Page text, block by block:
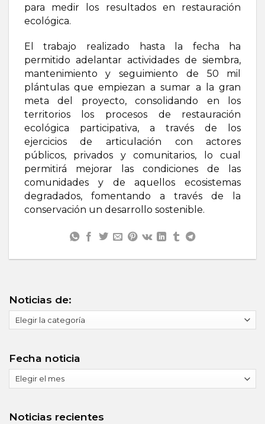
para medir los resultados en restauración
ecológica.
El trabajo realizado hasta la fecha ha
permitido adelantar actividades de siembra,
mantenimiento y seguimiento de 50 mil
plántulas que empiezan a sumar a la gran
meta del proyecto, consolidando en los
territorios los procesos de restauración
ecológica participativa, a través de los
ejercicios de articulación con actores
públicos, privados y comunitarios, lo cual
permitirá mejorar las condiciones de las
comunidades y de aquellos ecosistemas
degradados, fomentando a través de la
conservación un desarrollo sostenible.
Noticias de:
de:
Fecha noticia
noticia
Noticias recientes